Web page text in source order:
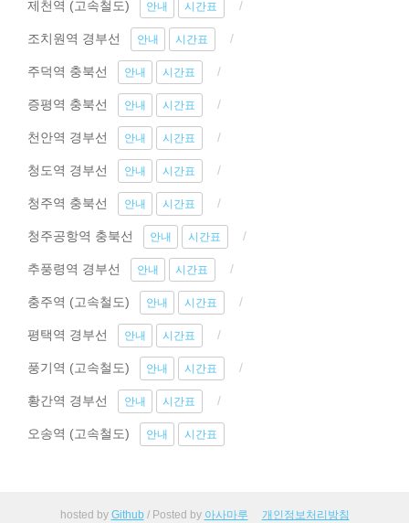
제천역 (고속철도) 안내 시간표
조치원역 경부선 안내 시간표
주덕역 충북선 안내 시간표
증평역 충북선 안내 시간표
천안역 경부선 안내 시간표
청도역 경부선 안내 시간표
청주역 충북선 안내 시간표
청주공항역 충북선 안내 시간표
추풍령역 경부선 안내 시간표
충주역 (고속철도) 안내 시간표
평택역 경부선 안내 시간표
풍기역 (고속철도) 안내 시간표
황간역 경부선 안내 시간표
오송역 (고속철도) 안내 시간표
hosted by Github/ Posted by 아사마루 개인정보처리방침